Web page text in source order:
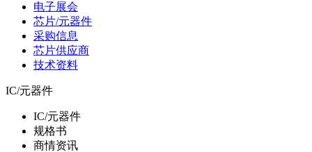
电子展会
芯片/元器件
采购信息
芯片供应商
技术资料
IC/元器件
IC/元器件
规格书
商情资讯